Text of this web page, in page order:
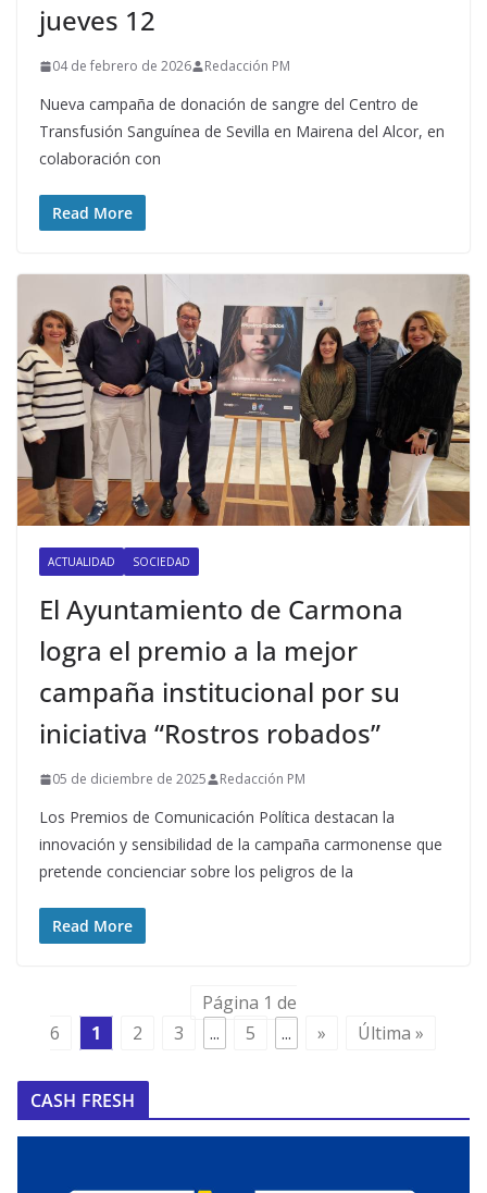
jueves 12
04 de febrero de 2026 Redacción PM
Nueva campaña de donación de sangre del Centro de
Transfusión Sanguínea de Sevilla en Mairena del Alcor, en
colaboración con
Read More
ACTUALIDAD SOCIEDAD
El Ayuntamiento de Carmona
logra el premio a la mejor
campaña institucional por su
iniciativa “Rostros robados”
05 de diciembre de 2025 Redacción PM
Los Premios de Comunicación Política destacan la
innovación y sensibilidad de la campaña carmonense que
pretende concienciar sobre los peligros de la
Read More
Página 1 de
6
1 2 3 ... 5 ... » Última »
CASH FRESH